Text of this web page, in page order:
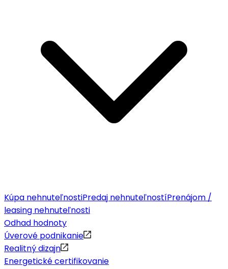
Kúpa nehnuteľnostiPredaj nehnuteľnostíPrenájom /
leasing nehnuteľnosti
Odhad hodnoty
Úverové podnikanie
Realitný dizajn
Energetické certifikovanie